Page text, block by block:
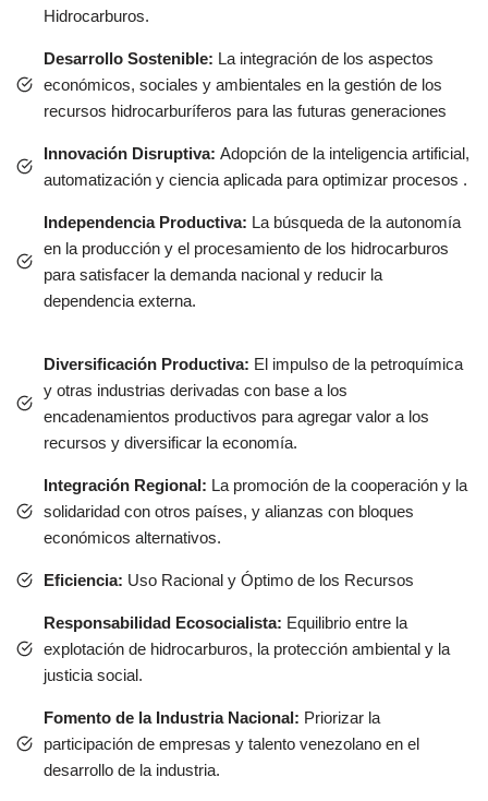
Hidrocarburos.
Desarrollo Sostenible: La integración de los aspectos
económicos, sociales y ambientales en la gestión de los
recursos hidrocarburíferos para las futuras generaciones
Innovación Disruptiva: Adopción de la inteligencia artificial,
automatización y ciencia aplicada para optimizar procesos .
Independencia Productiva: La búsqueda de la autonomía
en la producción y el procesamiento de los hidrocarburos
para satisfacer la demanda nacional y reducir la
dependencia externa.
Diversificación Productiva: El impulso de la petroquímica
y otras industrias derivadas con base a los
encadenamientos productivos para agregar valor a los
recursos y diversificar la economía.
Integración Regional: La promoción de la cooperación y la
solidaridad con otros países, y alianzas con bloques
económicos alternativos.
Eficiencia: Uso Racional y Óptimo de los Recursos
Responsabilidad Ecosocialista: Equilibrio entre la
explotación de hidrocarburos, la protección ambiental y la
justicia social.
Fomento de la Industria Nacional: Priorizar la
participación de empresas y talento venezolano en el
desarrollo de la industria.